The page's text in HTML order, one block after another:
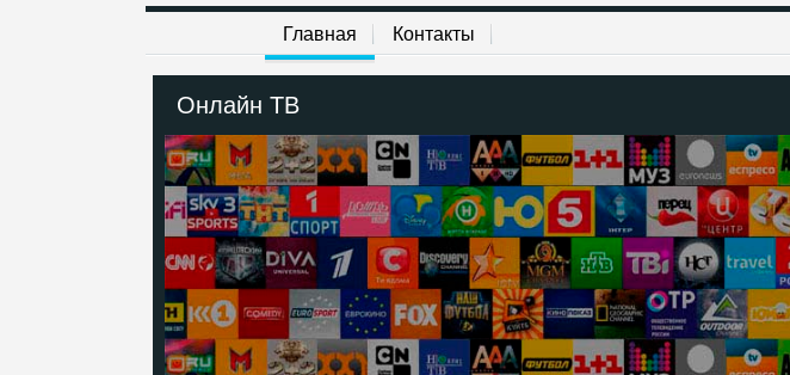
Главная Контакты
Онлайн ТВ